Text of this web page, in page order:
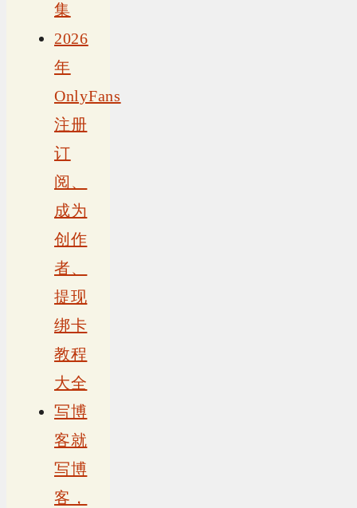
集
2026
年
OnlyFans
注册
订
阅、
成为
创作
者、
提现
绑卡
教程
大全
写博
客就
写博
客，